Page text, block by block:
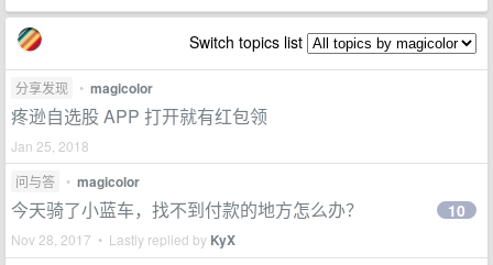
Switch topics list
分享发现 • magicolor
疼逊自选股 APP 打开就有红包领
Jan 25, 2018
问与答
• magicolor
今天骑了小蓝车，找不到付款的地方怎么办？
Nov 28, 2017 • Lastly replied by KyX
10